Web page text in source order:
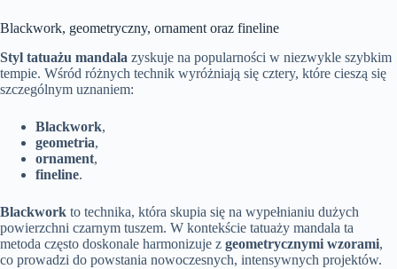
Blackwork, geometryczny, ornament oraz fineline
Styl tatuażu mandala zyskuje na popularności w niezwykle szybkim
tempie. Wśród różnych technik wyróżniają się cztery, które cieszą się
szczególnym uznaniem:
Blackwork,
geometria,
ornament,
fineline.
Blackwork to technika, która skupia się na wypełnianiu dużych
powierzchni czarnym tuszem. W kontekście tatuaży mandala ta
metoda często doskonale harmonizuje z geometrycznymi wzorami,
co prowadzi do powstania nowoczesnych, intensywnych projektów.